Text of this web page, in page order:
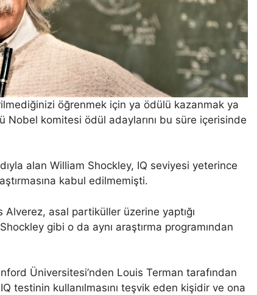
öğrenmek için ya ödülü kazanmak ya
Nobel komitesi ödül adaylarını bu süre içerisinde
alan William Shockley, IQ seviyesi yeterince
kabul edilmemişti.
asal partiküller üzerine yaptığı
gibi o da aynı araştırma programından
Üniversitesi’nden Louis Terman tarafından
testinin kullanılmasını teşvik eden kişidir ve ona